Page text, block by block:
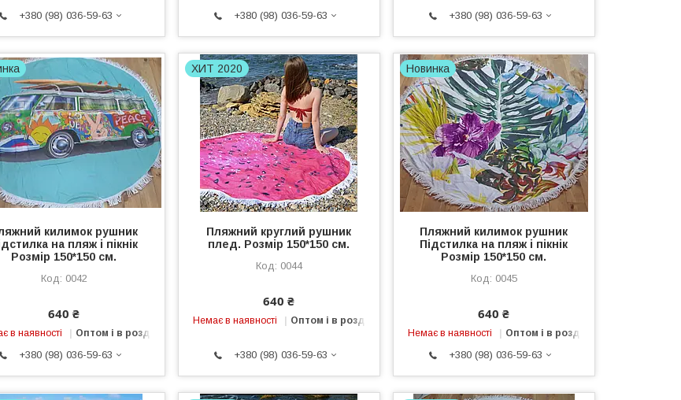
+380 (98) 036-59-63 +380 (98) 036-59-63 +380 (98) 036-59-63
килимок рушник
на пляж і пікнік
Розмір 150*150 см.
0042
640 ₴
в наявності Оптом і в роздріб
+380 (98) 036-59-63
ХИТ 2020
Пляжний круглий рушник
плед. Розмір 150*150 см.
0044
640 ₴
Немає в наявності Оптом і в роздріб
+380 (98) 036-59-63
Новинка
Пляжний килимок рушник
Підстилка на пляж і пікнік
Розмір 150*150 см.
0045
640 ₴
Немає в наявності Оптом і в роздріб
+380 (98) 036-59-63